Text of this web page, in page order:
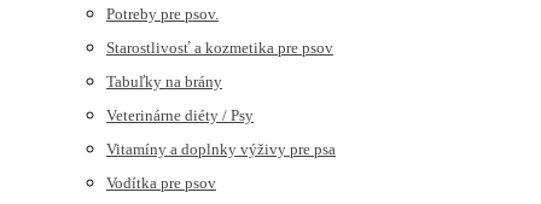
Potreby pre psov.
Starostlivosť a kozmetika pre psov
Tabuľky na brány
Veterinárne diéty / Psy
Vitamíny a doplnky výživy pre psa
Vodítka pre psov